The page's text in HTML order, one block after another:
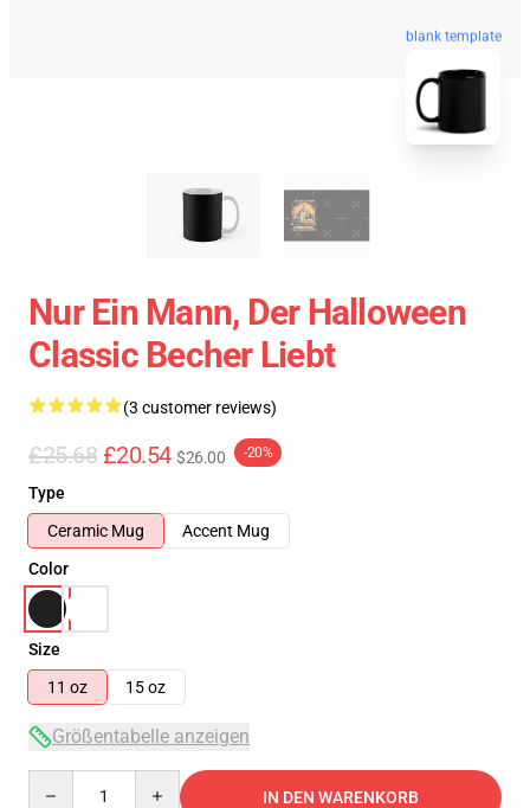
blank template
Nur Ein Mann, Der Halloween
Classic Becher Liebt
(3 customer reviews)
£25.68 £20.54 $26.00 -20%
Type
Ceramic Mug
Accent Mug
Color
Size
11 oz
15 oz
Größentabelle anzeigen
IN DEN WARENKORB